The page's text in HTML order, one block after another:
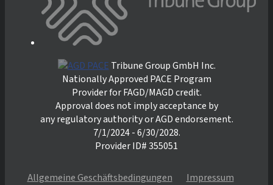
Tribune Group GmbH Inc.
Nationally Approved PACE Program
Provider for FAGD/MAGD credit.
Approval does not imply acceptance by
any regulatory authority or AGD endorsement.
7/1/2024 - 6/30/2028.
Provider ID# 355051
Allgemeine Geschäftsbedingungen
Impressum